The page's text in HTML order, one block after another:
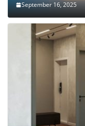
September 16, 2025